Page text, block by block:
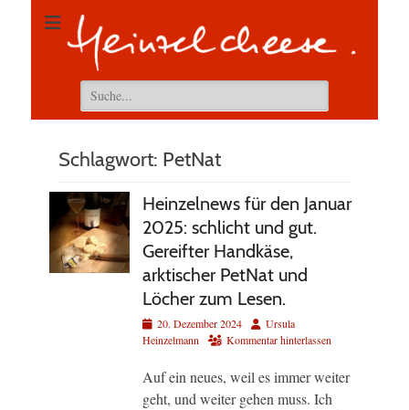
Suchen
nach:
Schlagwort: PetNat
Heinzelnews für den Januar
2025: schlicht und gut.
Gereifter Handkäse,
arktischer PetNat und
Löcher zum Lesen.
Veröffentlicht
am
20. Dezember 2024 AutorUrsula
Heinzelmann
Kommentar hinterlassen
Auf ein neues, weil es immer weiter
geht, und weiter gehen muss. Ich